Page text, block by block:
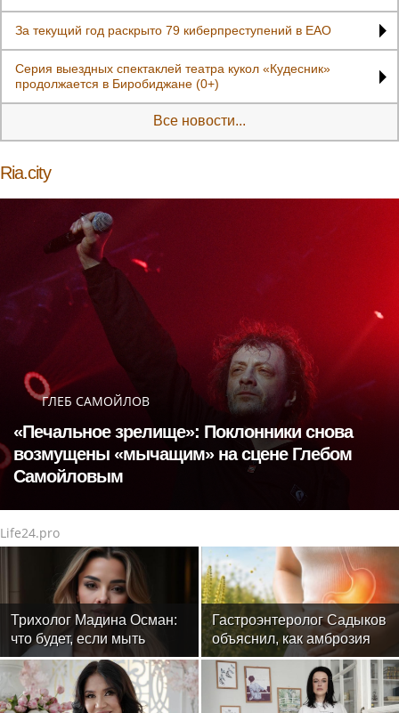
За текущий год раскрыто 79 киберпреступений в ЕАО
Серия выездных спектаклей театра кукол «Кудесник»
продолжается в Биробиджане (0+)
Все новости...
Ria.city
ГЛЕБ САМОЙЛОВ
«Печальное зрелище»: Поклонники снова
возмущены «мычащим» на сцене Глебом
Самойловым
Life24.pro
Трихолог Мадина Осман:
что будет, если мыть
голову ежедневно
Гастроэнтеролог Садыков
объяснил, как амброзия
может влиять на ЖКТ